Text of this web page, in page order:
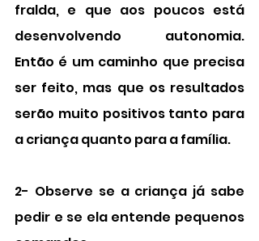
fralda, e que aos poucos está
desenvolvendo autonomia.
Então é um caminho que precisa
ser feito, mas que os resultados
serão muito positivos tanto para
a criança quanto para a família.
2- Observe se a criança já sabe
pedir e se ela entende pequenos